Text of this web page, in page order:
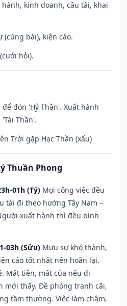
kinh doanh, cầu tài, khai
(cúng bái), kiện cáo.
hỏi).
đón 'Hỷ Thần'. Xuất hành
Thần'.
Trời gặp Hạc Thần (xấu)
Thuần Phong
01h (Tý) Mọi công việc đều
tài đi theo hướng Tây Nam –
xuất hành thì đều bình
03h (Sửu) Mưu sự khó thành,
cáo tốt nhất nên hoãn lại.
Mất tiền, mất của nếu đi
mới thấy. Đề phòng tranh cãi,
tầm thường. Việc làm chậm,